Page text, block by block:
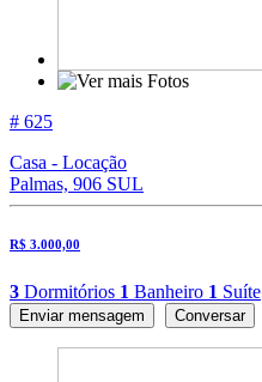
# 625
Casa - Locação
Palmas, 906 SUL
R$ 3.000,00
3 Dormitórios 1 Banheiro 1 Suíte
Enviar mensagem Conversar